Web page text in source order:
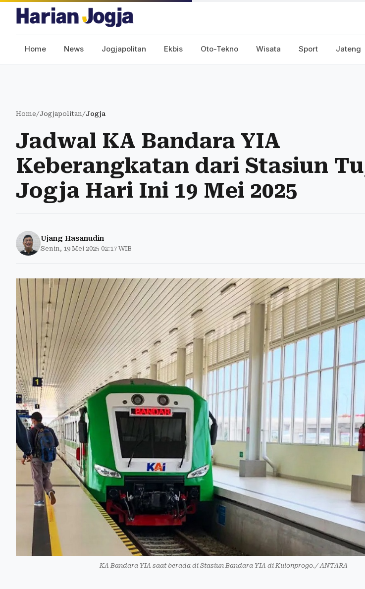
Home News Jogjapolitan Ekbis Oto-Tekno Wisata Sport Jateng
Home/Jogjapolitan/Jogja
Jadwal KA Bandara YIA
Keberangkatan dari Stasiun
Jogja Hari Ini 19 Mei 2025
Ujang Hasanudin
Senin, 19 Mei 2025 02:17 WIB
KA Bandara YIA saat berada di Stasiun Bandara YIA di Kulonprogo./ ANTARA